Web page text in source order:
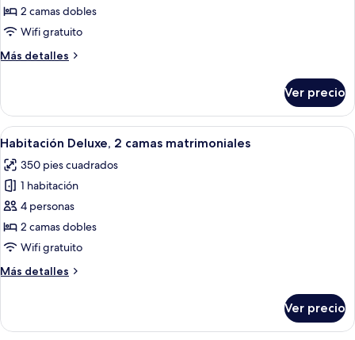
Habitación
doble
2 camas dobles
Wifi gratuito
Más detalles
Más
doble
Ver precio
Abrir
todas
las
fotos
de
Habitación
Deluxe,
camas
Habitación de hotel con cama, un
4
Habitación Deluxe, 2 camas matrimoniales
350 pies cuadrados
1 habitación
4 personas
2 camas dobles
Wifi gratuito
Más detalles
Más
Deluxe,
Ver precio